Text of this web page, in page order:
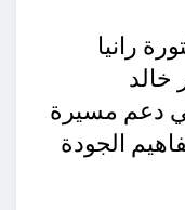
رانيا
خالد
في دعم مسيرة
الجودة